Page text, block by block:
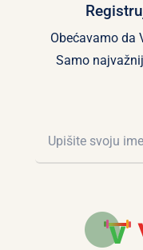
Obećavamo da
Samo